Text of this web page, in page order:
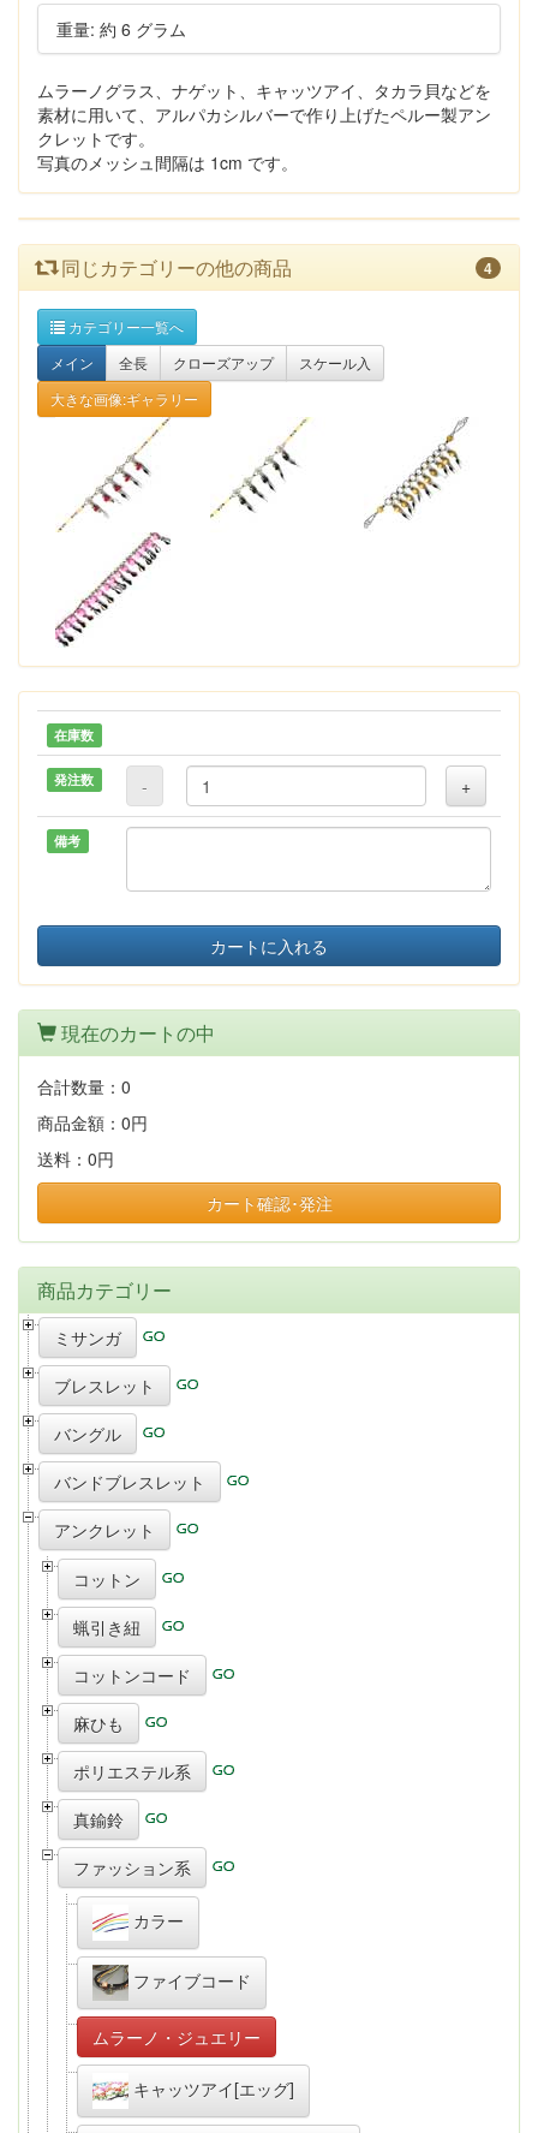
重量: 約 6 グラム
ムラーノグラス、ナゲット、キャッツアイ、タカラ貝などを
素材に用いて、アルパカシルバーで作り上げたペルー製アン
クレットです。
写真のメッシュ間隔は 1cm です。
同じカテゴリーの他の商品 4
カテゴリー一覧へ
メイン
全長 クローズアップ
スケール入
大きな画像:ギャラリー
在庫数
発注数 - +
備考
カートに入れる
現在のカートの中
合計数量： 0
商品金額： 0円
送料： 0円
カート確認･発注
商品カテゴリー
ミサンガ
ブレスレット
バングル
バンドブレスレット
アンクレット
コットン
蝋引き紐
コットンコード
麻ひも
ポリエステル系
真鍮鈴
ファッション系
カラー
ファイブコード
ムラーノ・ジュエリー
キャッツアイ[エッグ]